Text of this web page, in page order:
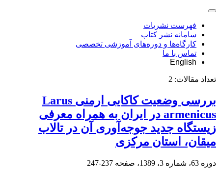
فهرست نشریات
سامانه نشر کتاب
کارگاه‌ها و دوره‌های آموزشی تخصصی
تماس با ما
English
تعداد مقالات: 2
بررسی وضعیت کاکایی ارمنی Larus
armenicus در ایران به همراه معرفی
زیستگاه جدید جوجه‌آوری آن در تالاب
میقان، استان مرکزی
دوره 63، شماره 3، 1389، صفحه 237-247